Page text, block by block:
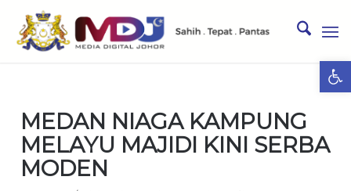
MEDAN NIAGA KAMPUNG
MELAYU MAJIDI KINI SERBA
MODEN